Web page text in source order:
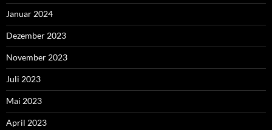
Januar 2024
Dezember 2023
November 2023
Juli 2023
Mai 2023
April 2023